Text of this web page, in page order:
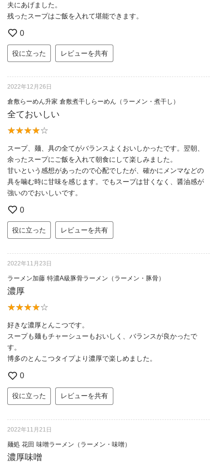
夫にあげました。
残ったスープはご飯を入れて堪能できます。
0
役に立った レビューを共有
2022年12月26日
倉敷らーめん升家 倉敷煮干しらーめん（ラーメン・煮干し）
全ておいしい
スープ、麺、具の全てがバランスよくおいしかったです。翌朝、
余ったスープにご飯を入れて朝食にして楽しみました。
甘いという感想があったので心配でしたが、確かにメンマなどの
具を噛む時に甘味を感じます。でもスープは甘くなく、醤油感が
強いのでおいしいです。
0
役に立った レビューを共有
2022年11月23日
ラーメン加藤 特濃A級豚骨ラーメン（ラーメン・豚骨）
濃厚
好きな濃厚とんこつです。
スープも麺もチャーシューもおいしく、バランスが良かったで
す。
博多のとんこつタイプより濃厚で楽しめました。
0
役に立った レビューを共有
2022年11月21日
麺処 花田 味噌ラーメン（ラーメン・味噌）
濃厚味噌